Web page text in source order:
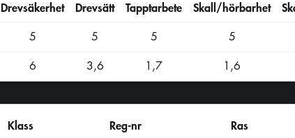
Drevsäkerhet Drevsätt Tapptarbete Skall/hörbarhet
5 5 5 5
6 3,6 1,7 1,6
Klass Reg-nr Ras